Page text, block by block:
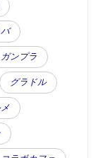
ガンプラ
グラドル